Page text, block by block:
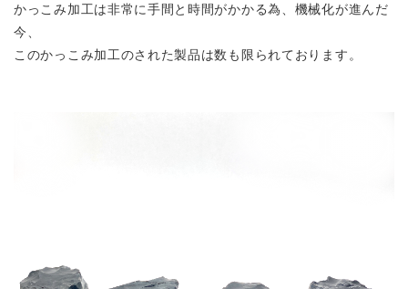
かっこみ加工は非常に手間と時間がかかる為、機械化が進んだ
今、
このかっこみ加工のされた製品は数も限られております。